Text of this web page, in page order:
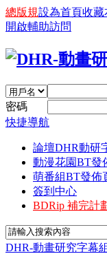
總版規設為首頁收藏
開啟輔助訪問
密碼
快捷導航
論壇DHR動研
動漫花園BT發
萌番組BT發佈
簽到中心
BDRip 補完計
DHR-動畫研究字幕